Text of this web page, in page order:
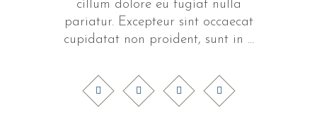
cillum dolore eu fugiat nulla
pariatur. Excepteur sint occaecat
cupidatat non proident, sunt in